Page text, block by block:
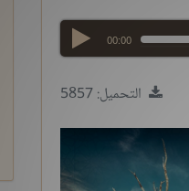
00:00
التحميل: 5857